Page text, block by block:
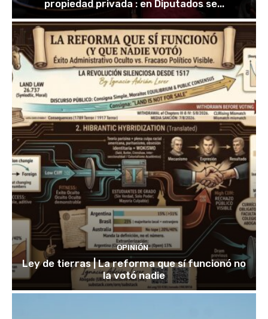
propiedad privada : en Diputados se...
OPINIÓN
Ley de tierras | La reforma que sí funcionó no
la votó nadie